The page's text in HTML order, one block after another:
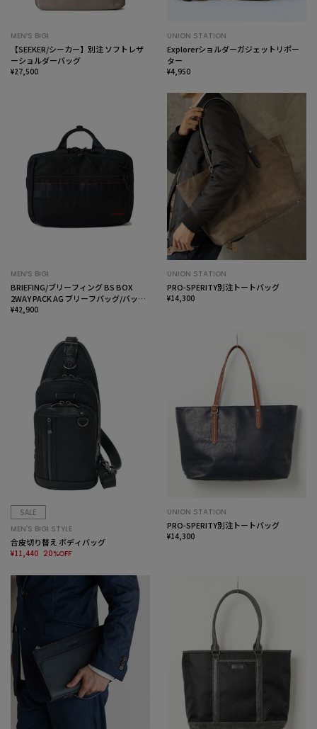
MEN’S BIGI
【SEEKER/シーカー】別注 ソフトレザ
ーショルダーバッグ
¥27,500
UNION STATION
Explorerショルダーガジェットリポー
ター
¥4,950
MEN’S BIGI
BRIEFING/ブリーフィング BS BOX
2WAY PACK AG ブリーフバッグ/バック
パック
¥42,900
UNION STATION
PRO-SPERITY別注トートバッグ
¥14,300
SALE
MEN'S BIGI STYLE
合皮切り替え ボディバッグ
¥11,440 20%OFF
UNION STATION
PRO-SPERITY別注トートバッグ
¥14,300